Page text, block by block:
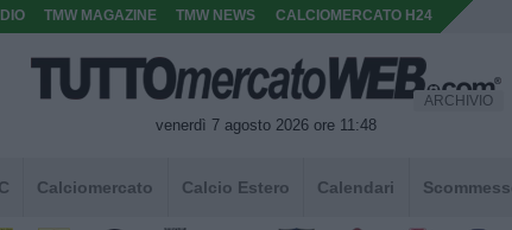
TMW MAGAZINE TMW NEWS CALCIOMERCATO H24
venerdì 7 agosto 2026 ore 11:48
ARCHIVIO
Calciomercato Calcio Estero Calendari